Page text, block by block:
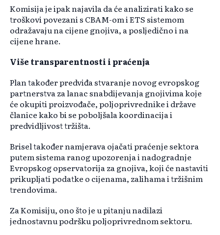
Komisija je ipak najavila da će analizirati kako se
troškovi povezani s CBAM-om i ETS sistemom
odražavaju na cijene gnojiva, a posljedično i na
cijene hrane.
Više transparentnosti i praćenja
Plan također predviđa stvaranje novog evropskog
partnerstva za lanac snabdijevanja gnojivima koje
će okupiti proizvođače, poljoprivrednike i države
članice kako bi se poboljšala koordinacija i
predvidljivost tržišta.
Brisel također namjerava ojačati praćenje sektora
putem sistema ranog upozorenja i nadogradnje
Evropskog opservatorija za gnojiva, koji će nastaviti
prikupljati podatke o cijenama, zalihama i tržišnim
trendovima.
Za Komisiju, ono što je u pitanju nadilazi
jednostavnu podršku poljoprivrednom sektoru.